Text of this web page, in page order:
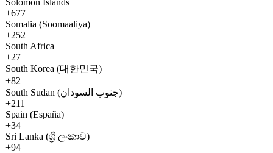
Solomon Islands
+677
Somalia (Soomaaliya)
+252
South Africa
+27
South Korea (대한민국)
+82
South Sudan (جنوب السودان)
+211
Spain (España)
+34
Sri Lanka (ශ්‍රී ලංකාව)
+94